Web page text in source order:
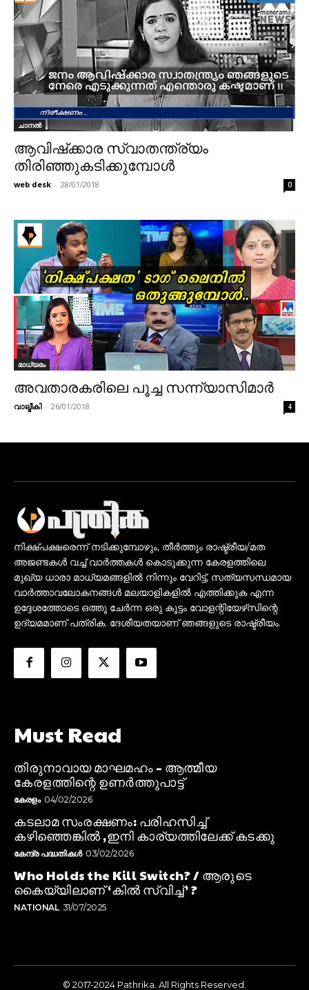
ചാനൽ
ആവിഷ്‌ക്കാര സ്വാതന്ത്ര്യം
തിരിഞ്ഞുകടിക്കുമ്പോൾ
web desk - 28/01/2018 0
മാധ്യമം
അവതാരകരിലെ പൂച്ച സന്ന്യാസിമാർ
വാല്മീകി - 26/01/2018 4
നിക്ഷ്പക്ഷരെന്ന് നടിക്കുമ്പോഴും, തീർത്തും രാഷ്ട്രീയ/മത
അജണ്ടകൾ വച്ച് വാർത്തകൾ കൊടുക്കുന്ന കേരളത്തിലെ
മുഖ്യ ധാരാ മാധ്യമങ്ങളിൽ നിന്നും വേറിട്ട്, സത്യസന്ധമായ
വാർത്താവലോകനങ്ങൾ മലയാളികളിൽ എത്തിക്കുക എന്ന
ഉദ്ദേശത്തോടെ ഒത്തു ചേർന്ന ഒരു കൂട്ടം വോളന്റിയേഴ്‌സിന്റെ
ഉദ്യമമാണ് പത്രിക. ദേശീയതയാണ് ഞങ്ങളുടെ രാഷ്ട്രീയം.
Must Read
തിരുനാവായ മാഘമഹം – ആത്മീയ
കേരളത്തിന്റെ ഉണർത്തുപാട്ട്
കേരളം 04/02/2026
കടലാമ സംരക്ഷണം: പരിഹസിച്ച്
കഴിഞ്ഞെങ്കിൽ ,ഇനി കാര്യത്തിലേക്ക് കടക്കു
കേന്ദ്ര പദ്ധതികൾ 03/02/2026
Who Holds the Kill Switch? / ആരുടെ
കൈയ്യിലാണ് ‘കിൽ സ്വിച്ച്’ ?
NATIONAL 31/07/2025
© 2017-2024 Pathrika. All Rights Reserved.